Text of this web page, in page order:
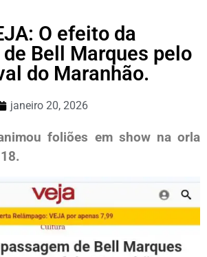
O efeito da
Bell Marques pelo
do Maranhão.
janeiro 20, 2026
foliões em show na orla